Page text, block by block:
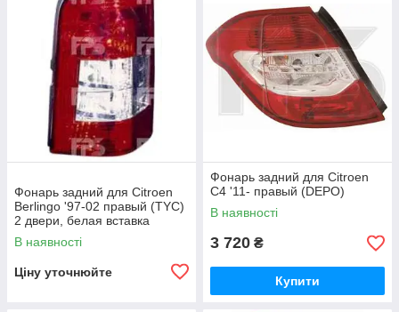
Фонарь задний для Citroen
Berlingo '97-02 правый (TYC)
2 двери, белая вставка
В наявності
Ціну уточнюйте
Фонарь задний для Citroen
C4 '11- правый (DEPO)
В наявності
3 720 ₴
Купити